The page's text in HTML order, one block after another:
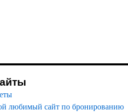
любимый сайт по бронированию